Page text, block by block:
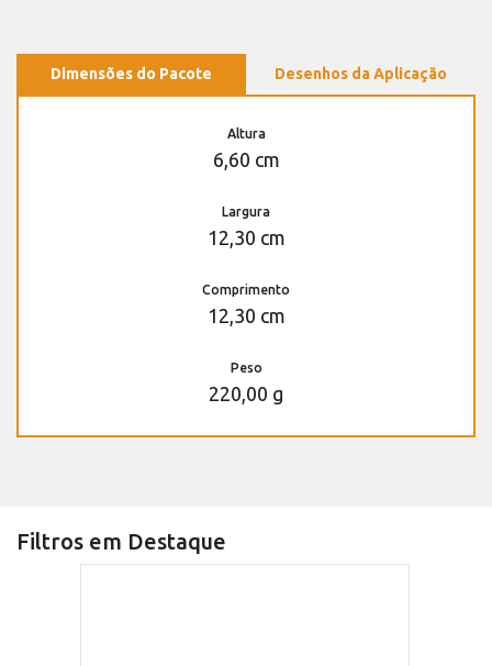
Dimensões do Pacote Desenhos da Aplicação
Altura
6,60 cm
Largura
12,30 cm
Comprimento
12,30 cm
Peso
220,00 g
Filtros em Destaque